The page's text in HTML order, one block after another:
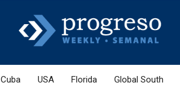
Cuba USA Florida Global South